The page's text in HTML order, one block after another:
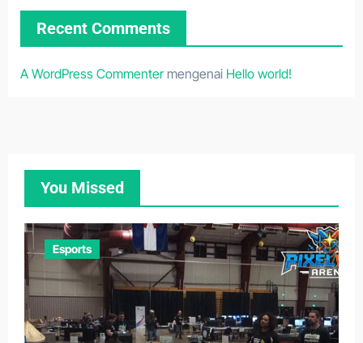
Recent Comments
A WordPress Commentermengenai Hello world!
You Missed
Esports